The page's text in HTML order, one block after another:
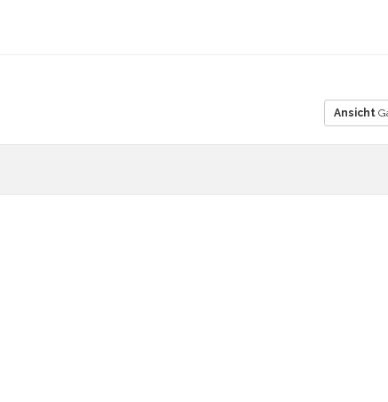
Ansicht